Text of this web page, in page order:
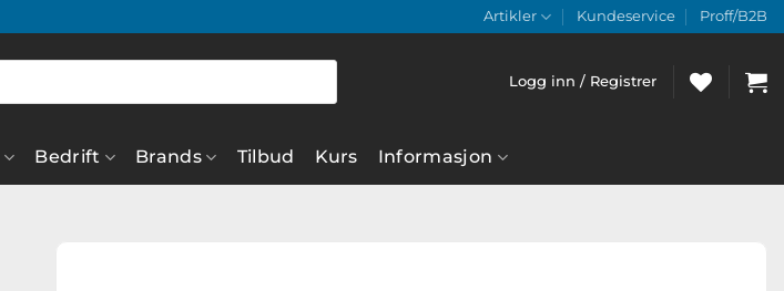
Artikler Kundeservice Proff/B2B
Logg inn / Registrer
Bedrift Brands Tilbud Kurs Informasjon